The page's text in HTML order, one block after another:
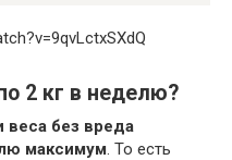
2 кг в неделю?
веса без вреда
максимум. То есть